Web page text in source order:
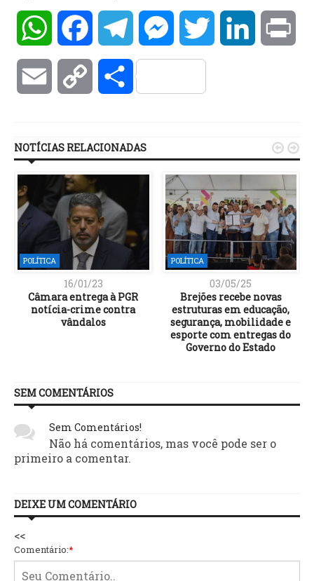
WhatsAppFacebookTelegramMessengerTwitter LinkedIn
Email Copy Compartilhar
NOTÍCIAS RELACIONADAS
POLÍTICA
16/01/23
Câmara entrega à PGR
notícia-crime contra
vândalos
POLÍTICA
03/05/25
Brejões recebe novas
estruturas em educação,
segurança, mobilidade e
esporte com entregas do
Governo do Estado
 
SEM COMENTÁRIOS
Sem Comentários!
Não há comentários, mas você pode ser o
primeiro a comentar.
DEIXE UM COMENTÁRIO
<<
Comentário:*